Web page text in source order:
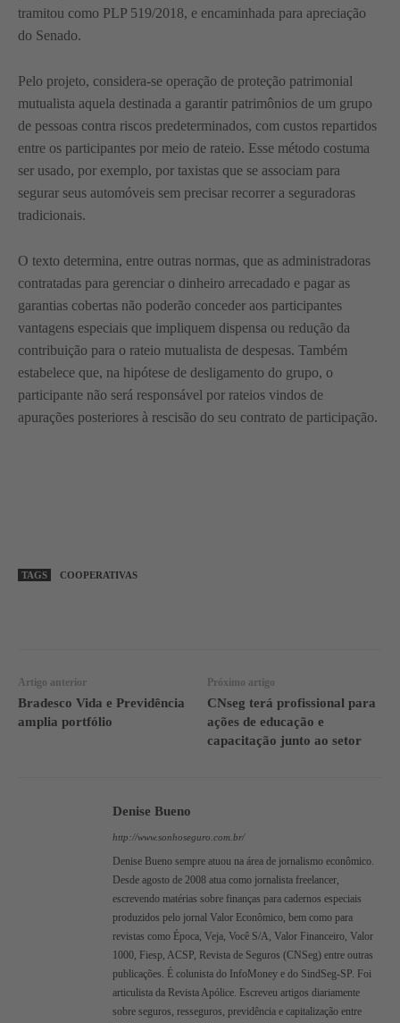
tramitou como PLP 519/2018, e encaminhada para apreciação
do Senado.
Pelo projeto, considera-se operação de proteção patrimonial
mutualista aquela destinada a garantir patrimônios de um grupo
de pessoas contra riscos predeterminados, com custos repartidos
entre os participantes por meio de rateio. Esse método costuma
ser usado, por exemplo, por taxistas que se associam para
segurar seus automóveis sem precisar recorrer a seguradoras
tradicionais.
O texto determina, entre outras normas, que as administradoras
contratadas para gerenciar o dinheiro arrecadado e pagar as
garantias cobertas não poderão conceder aos participantes
vantagens especiais que impliquem dispensa ou redução da
contribuição para o rateio mutualista de despesas. Também
estabelece que, na hipótese de desligamento do grupo, o
participante não será responsável por rateios vindos de
apurações posteriores à rescisão do seu contrato de participação.
TAGS COOPERATIVAS
Artigo anterior
Bradesco Vida e Previdência
amplia portfólio
Próximo artigo
CNseg terá profissional para
ações de educação e
capacitação junto ao setor
Denise Bueno
http://www.sonhoseguro.com.br/
Denise Bueno sempre atuou na área de jornalismo econômico.
Desde agosto de 2008 atua como jornalista freelancer,
escrevendo matérias sobre finanças para cadernos especiais
produzidos pelo jornal Valor Econômico, bem como para
revistas como Época, Veja, Você S/A, Valor Financeiro, Valor
1000, Fiesp, ACSP, Revista de Seguros (CNSeg) entre outras
publicações. É colunista do InfoMoney e do SindSeg-SP. Foi
articulista da Revista Apólice. Escreveu artigos diariamente
sobre seguros, resseguros, previdência e capitalização entre